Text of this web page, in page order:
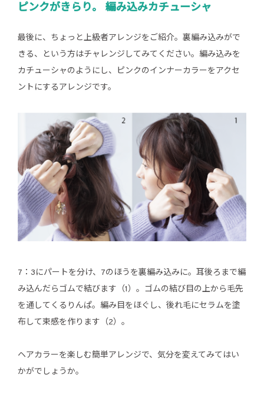
ピンクがきらり。 編み込みカチューシャ
最後に、ちょっと上級者アレンジをご紹介。裏編み込みがで
きる、という方はチャレンジしてみてください。編み込みを
カチューシャのようにし、ピンクのインナーカラーをアクセ
ントにするアレンジです。
7：3にパートを分け、7のほうを裏編み込みに。耳後ろまで編
み込んだらゴムで結びます（1）。ゴムの結び目の上から毛先
を通してくるりんぱ。編み目をほぐし、後れ毛にセラムを塗
布して束感を作ります（2）。
ヘアカラーを楽しむ簡単アレンジで、気分を変えてみてはい
かがでしょうか。